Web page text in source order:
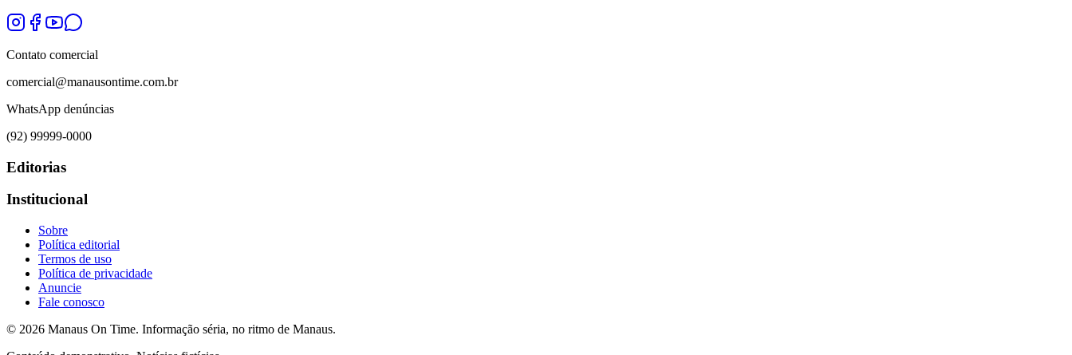
Contato comercial
comercial@manausontime.com.br
WhatsApp denúncias
(92) 99999-0000
Editorias
Institucional
Sobre
Política editorial
Termos de uso
Política de privacidade
Anuncie
Fale conosco
© 2026 Manaus On Time. Informação séria, no ritmo de Manaus.